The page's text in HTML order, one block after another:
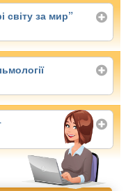
світу за мир”